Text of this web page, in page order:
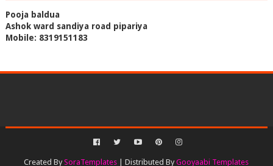
Pooja baldua
Ashok ward sandiya road pipariya
Mobile: 8319151183
Created BySoraTemplates | Distributed ByGooyaabi Templates